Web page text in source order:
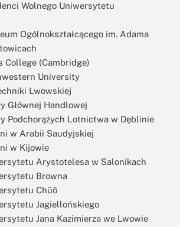
Wolnego Uniwersytetu
Ogólnokształcącego im. Adama
College (Cambridge)
University
Lwowskiej
Głównej Handlowej
Podchorążych Lotnictwa w Dęblinie
w Arabii Saudyjskiej
w Kijowie
Arystotelesa w Salonikach
Browna
Chūō
Jagiellońskiego
Jana Kazimierza we Lwowie